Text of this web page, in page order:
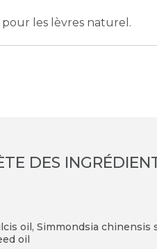
les lèvres naturel.
DES
oil, Simmondsia chinensis
oil